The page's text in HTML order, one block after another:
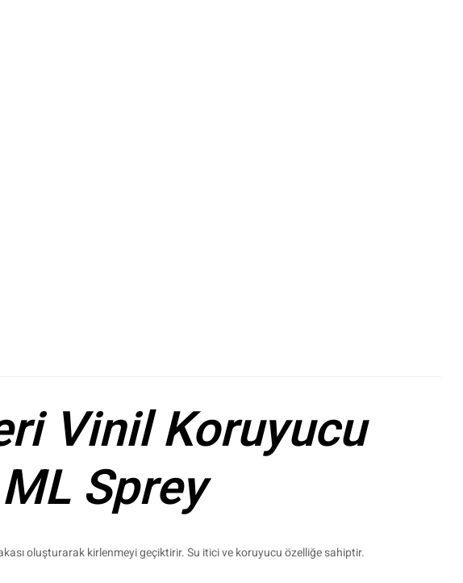
Vinil Koruyucu
Sprey
oluşturarak kirlenmeyi geçiktirir. Su itici ve koruyucu özelliğe sahiptir.